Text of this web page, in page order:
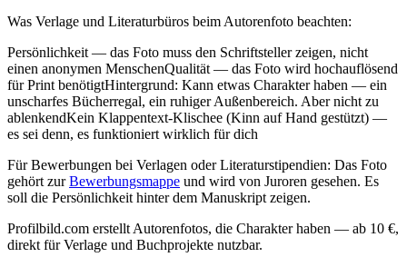
Was Verlage und Literaturbüros beim Autorenfoto beachten:
Persönlichkeit — das Foto muss den Schriftsteller zeigen, nicht
einen anonymen MenschenQualität — das Foto wird hochauflösend
für Print benötigtHintergrund: Kann etwas Charakter haben — ein
unscharfes Bücherregal, ein ruhiger Außenbereich. Aber nicht zu
ablenkendKein Klappentext-Klischee (Kinn auf Hand gestützt) —
es sei denn, es funktioniert wirklich für dich
Für Bewerbungen bei Verlagen oder Literaturstipendien: Das Foto
gehört zurBewerbungsmappe und wird von Juroren gesehen. Es
soll die Persönlichkeit hinter dem Manuskript zeigen.
Profilbild.com erstellt Autorenfotos, die Charakter haben — ab 10 €,
direkt für Verlage und Buchprojekte nutzbar.